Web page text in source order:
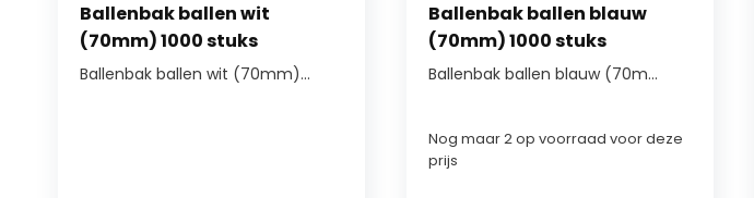
Ballenbak ballen wit
(70mm) 1000 stuks
Ballenbak ballen wit (70mm)...
Ballenbak ballen blauw
(70mm) 1000 stuks
Ballenbak ballen blauw (70m...
Nog maar 2 op voorraad voor deze
prijs